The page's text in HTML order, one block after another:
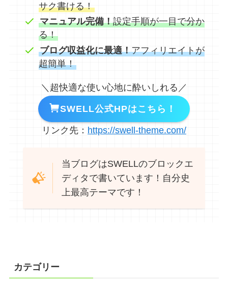
サク書ける！
マニュアル完備！設定手順が一目で分か
る！
ブログ収益化に最適！アフィリエイトが
超簡単！
＼超快適な使い心地に酔いしれる／
SWELL公式HPはこちら！
リンク先： https://swell-theme.com/
当ブログはSWELLのブロックエ
ディタで書いています！自分史
上最高テーマです！
カテゴリー